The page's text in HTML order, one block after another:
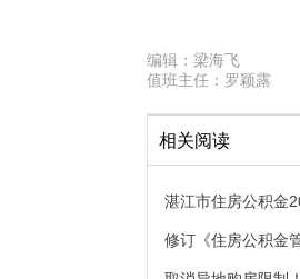
编辑： 梁海飞
值班主任： 罗颖露
相关阅读
湛江市住房公积金
修订《住房公积金